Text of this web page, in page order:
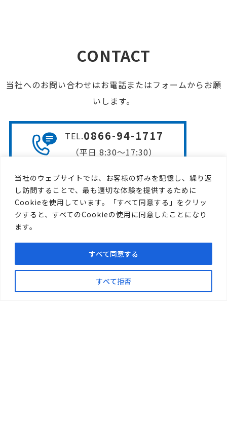
当社のウェブサイトでは、お客様の好みを記憶し、繰り返
し訪問することで、最も適切な体験を提供するために
Cookieを使用しています。「すべて同意する」をクリッ
クすると、すべてのCookieの使用に同意したことになり
ます。
すべて拒否
すべて同意する
CONTACT
当社へのお問い合わせはお電話またはフォームからお願
いします。
TEL.0866-94-1717
（平日 8:30〜17:30）
お問い合わせフォームは
こちら